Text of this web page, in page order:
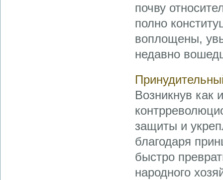
почву
полно
воплощены,
недавно
Возникнув как
защиты и
благодаря
быстро
народного